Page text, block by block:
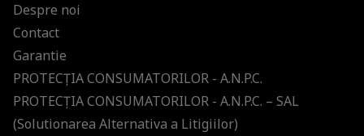
Despre noi
Contact
Garantie
PROTECŢIA CONSUMATORILOR - A.N.P.C.
PROTECŢIA CONSUMATORILOR - A.N.P.C. – SAL
(Solutionarea Alternativa a Litigiilor)